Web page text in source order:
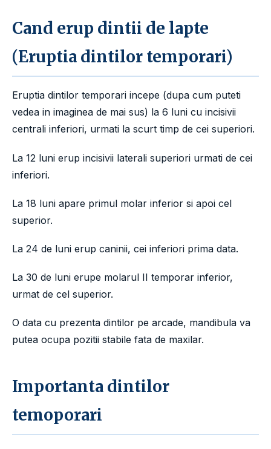
Cand erup dintii de lapte
(Eruptia dintilor temporari)
Eruptia dintilor temporari incepe (dupa cum puteti
vedea in imaginea de mai sus) la 6 luni cu incisivii
centrali inferiori, urmati la scurt timp de cei superiori.
La 12 luni erup incisivii laterali superiori urmati de cei
inferiori.
La 18 luni apare primul molar inferior si apoi cel
superior.
La 24 de luni erup caninii, cei inferiori prima data.
La 30 de luni erupe molarul II temporar inferior,
urmat de cel superior.
O data cu prezenta dintilor pe arcade, mandibula va
putea ocupa pozitii stabile fata de maxilar.
Importanta dintilor
temoporari